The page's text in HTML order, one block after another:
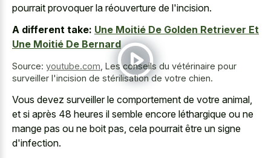
pourrait provoquer la réouverture de l'incision.
A different take: Une Moitié De Golden Retriever Et
Une Moitié De Bernard
Source: youtube.com Les conseils du vétérinaire pour
surveiller l'incision de stérilisation de votre chien.
Vous devez surveiller le comportement de votre animal,
et si après 48 heures il semble encore léthargique ou ne
mange pas ou ne boit pas, cela pourrait être un signe
d'infection.